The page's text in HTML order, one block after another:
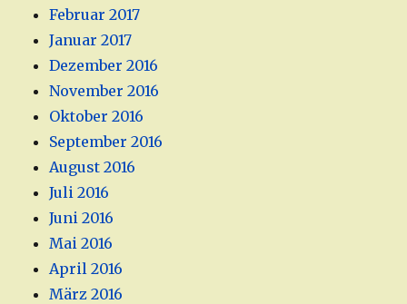
Februar 2017
Januar 2017
Dezember 2016
November 2016
Oktober 2016
September 2016
August 2016
Juli 2016
Juni 2016
Mai 2016
April 2016
März 2016